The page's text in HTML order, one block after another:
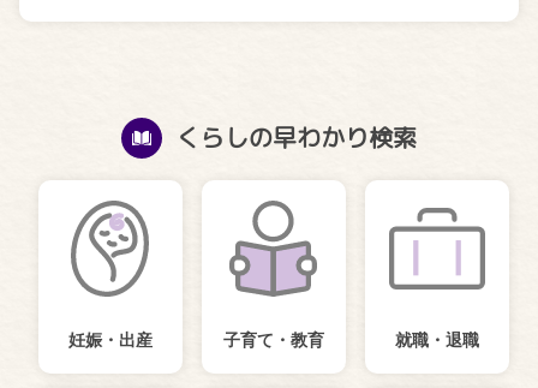
くらしの早わかり検索
妊娠・出産 子育て・教育 就職・退職